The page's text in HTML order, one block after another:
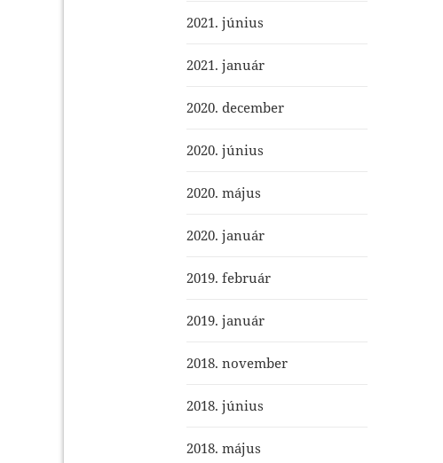
2021. június
2021. január
2020. december
2020. június
2020. május
2020. január
2019. február
2019. január
2018. november
2018. június
2018. május